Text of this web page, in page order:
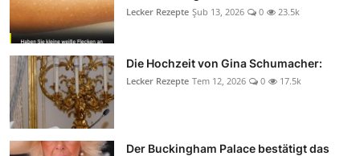
Lecker Rezepte Şub 13, 2026 0 23.5k
Die Hochzeit von Gina Schumacher:
Lecker Rezepte Tem 12, 2026 0 17.5k
Der Buckingham Palace bestätigt das